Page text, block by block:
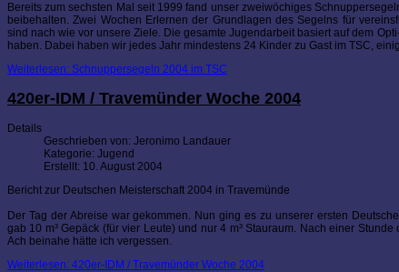
Bereits zum sechsten Mal seit 1999 fand unser zweiwöchiges
beibehalten. Zwei Wochen Erlernen der Grundlagen des Segelns für
sind nach wie vor unsere Ziele. Die gesamte Jugendarbeit basiert auf dem
haben. Dabei haben wir jedes Jahr mindestens 24 Kinder zu Gast im TSC,
Weiterlesen: Schnuppersegeln 2004 im TSC
420er-IDM / Travemünder Woche 2004
Details
Geschrieben von: Jeronimo Landauer
Kategorie: Jugend
Erstellt: 10. August 2004
Bericht zur Deutschen Meisterschaft 2004 in Travemünde
Der Tag der Abreise war gekommen. Nun ging es zu unserer ersten
gab 10 m³ Gepäck (für vier Leute) und nur 4 m³ Stauraum. Nach einer
Ach beinahe hätte ich vergessen.
Weiterlesen: 420er-IDM / Travemünder Woche 2004